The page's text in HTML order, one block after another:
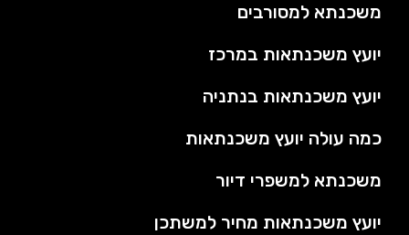
משכנתא למסורבים
יועץ משכנתאות במרכז
יועץ משכנתאות בנתניה
כמה עולה יועץ משכנתאות
משכנתא למשפרי דיור
יועץ משכנתאות מחיר למשתכן